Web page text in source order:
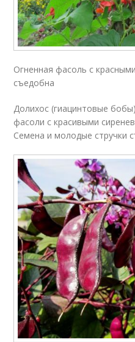
Огненная фасоль с
съедобна
Долихос (гиацинтовые
фасоли с красивыми
Семена и молодые стручки